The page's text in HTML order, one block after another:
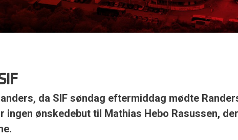
da SIF søndag eftermiddag mødte
ingen ønskedebut til Mathias Hebo Rasussen, der